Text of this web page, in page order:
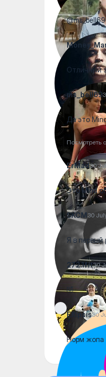
Отличный
ms_bell69
Да это
Посмотреть
ErMad30
Это Mind
SKCM30
Я в первый
272.1fit30
🤣
Ellipsis30
Норм жопа